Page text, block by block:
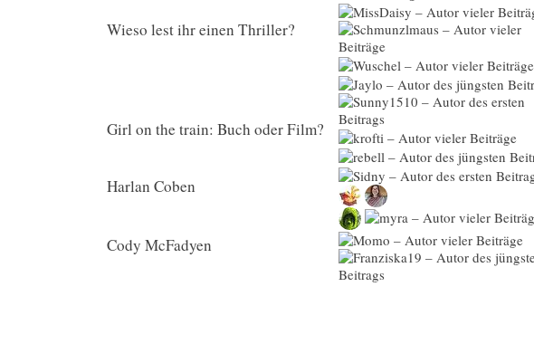
Wieso lest ihr einen Thriller?
Girl on the train: Buch oder Film?
Harlan Coben
Cody McFadyen